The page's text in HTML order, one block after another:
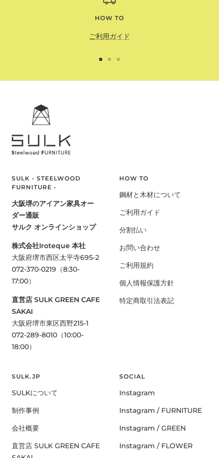
HOW TO
ご利用ガイド
SULK - STEELWOOD
FURNITURE -
大阪堺のアイアン家具オー
ダー通販
サルク オンラインショップ
株式会社Iroteque 本社
大阪府堺市西区太平寺695-2
072-370-0219（8:30-
17:00）
直営店 SULK GREEN CAFE
SAKAI
大阪府堺市東区西野215-1
072-289-8010（10:00-
18:00）
HOW TO
鋼材と木材について
ご利用ガイド
分割払い
お問い合わせ
ご利用規約
個人情報保護方針
特定商取引法表記
SULK.JP
SULKについて
制作事例
会社概要
直営店 SULK GREEN CAFE
SOCIAL
Instagram
Instagram / FURNITURE
Instagram / GREEN
Instagram / FLOWER